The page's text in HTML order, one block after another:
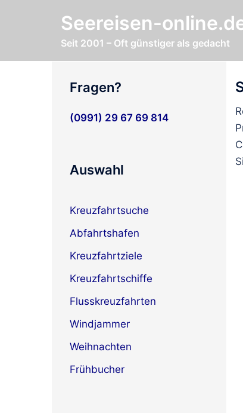
Seereisen-
Seit 2001 – Oft günstiger als gedacht
Fragen?
(0991) 29 67 69 814
Auswahl
Kreuzfahrtsuche
Abfahrtshafen
Kreuzfahrtziele
Kreuzfahrtschiffe
Flusskreuzfahrten
Windjammer
Weihnachten
Frühbucher